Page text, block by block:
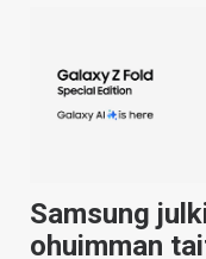
Samsung
ohuimman